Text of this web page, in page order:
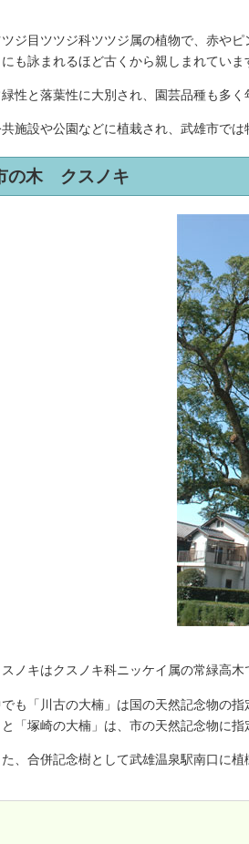
ジ目ツツジ科ツツジ属の植物で、赤や
も詠まれるほど古くから親しまれていま
性と落葉性に大別され、園芸品種も多く
施設や公園などに植栽され、武雄市では
の木 クスノキ
ノキはクスノキ科ニッケイ属の常緑高木
も「川古の大楠」は国の天然記念物の
「塚崎の大楠」は、市の天然記念物に
、合併記念樹として武雄温泉駅南口に植